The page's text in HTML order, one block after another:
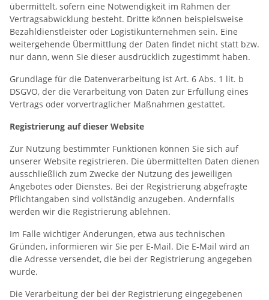
übermittelt, sofern eine Notwendigkeit im Rahmen der
Vertragsabwicklung besteht. Dritte können beispielsweise
Bezahldienstleister oder Logistikunternehmen sein. Eine
weitergehende Übermittlung der Daten findet nicht statt bzw.
nur dann, wenn Sie dieser ausdrücklich zugestimmt haben.
Grundlage für die Datenverarbeitung ist Art. 6 Abs. 1 lit. b
DSGVO, der die Verarbeitung von Daten zur Erfüllung eines
Vertrags oder vorvertraglicher Maßnahmen gestattet.
Registrierung auf dieser Website
Zur Nutzung bestimmter Funktionen können Sie sich auf
unserer Website registrieren. Die übermittelten Daten dienen
ausschließlich zum Zwecke der Nutzung des jeweiligen
Angebotes oder Dienstes. Bei der Registrierung abgefragte
Pflichtangaben sind vollständig anzugeben. Andernfalls
werden wir die Registrierung ablehnen.
Im Falle wichtiger Änderungen, etwa aus technischen
Gründen, informieren wir Sie per E-Mail. Die E-Mail wird an
die Adresse versendet, die bei der Registrierung angegeben
wurde.
Die Verarbeitung der bei der Registrierung eingegebenen